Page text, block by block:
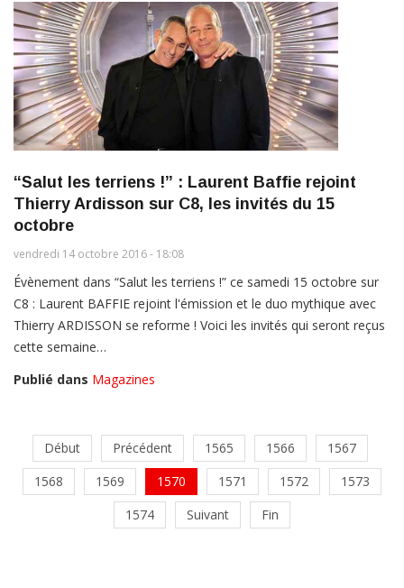
“Salut les terriens !” : Laurent Baffie rejoint
Thierry Ardisson sur C8, les invités du 15
octobre
vendredi 14 octobre 2016 - 18:08
Évènement dans “Salut les terriens !” ce samedi 15 octobre sur
C8 : Laurent BAFFIE rejoint l'émission et le duo mythique avec
Thierry ARDISSON se reforme ! Voici les invités qui seront reçus
cette semaine…
Publié dans Magazines
Début Précédent 1565 1566
1567
1568
1569 1570 1571 1572
1573
1574
Suivant Fin